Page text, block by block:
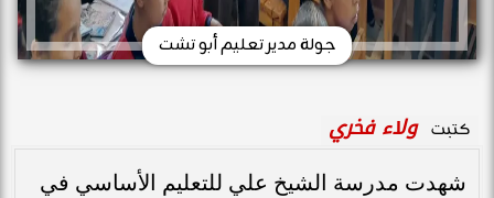
جولة مدير تعليم أبو تشت
كتبت ولاء فخري
شهدت مدرسة الشيخ علي للتعليم الأساسي في